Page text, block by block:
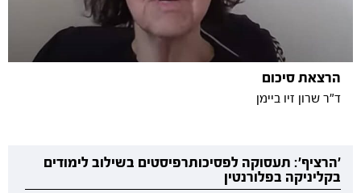
הרצאת סיכום
ד"ר שרון זיו ביימן
'הרציף': תעסוקה לפסיכותרפיסטים בשילוב לימודים
בקליניקה בפלורנטין